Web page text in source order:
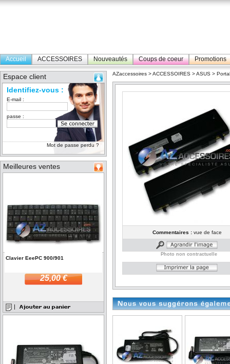
Accueil ACCESSOIRES Nouveautés Coups de coeur Promotions
Espace client
Identifiez-vous :
E-mail :
passe :
Mot de passe perdu ?
Meilleures ventes
Clavier EeePC 900/901
25,00 €
AZaccessoires >ACCESSOIRES >ASUS >
Commentaires :vue de face
Photo non contractuelle